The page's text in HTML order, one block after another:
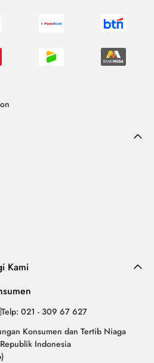
Kami
Telp: 021 - 309 67 627
Konsumen dan Tertib Niaga
Indonesia